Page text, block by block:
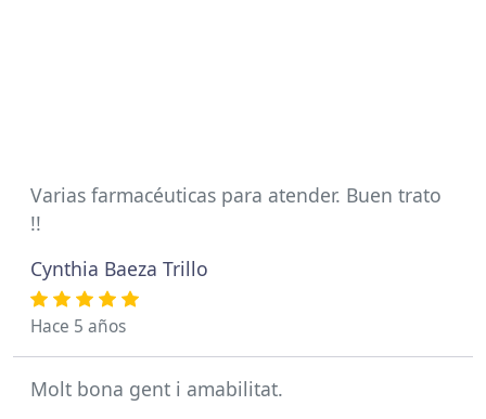
Varias farmacéuticas para atender. Buen trato
!!
Cynthia Baeza Trillo
Hace 5 años
Molt bona gent i amabilitat.